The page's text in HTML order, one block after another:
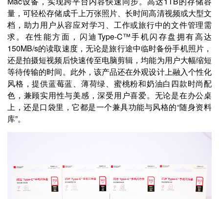
量，可轻松存储成千上万张照片、长时间高清视频或大型文
档，助力用户从容应对学习、工作或旅行中的文件管理需
求。在性能方面，闪迪Type-C™手机闪存盘拥有高达
150MB/s的读取速度，无论是旅行途中临时备份手机照片，
还是拍摄短视频后快速传至电脑剪辑，均能为用户大幅缩短
等待传输的时间。此外，该产品还在外观设计上融入个性化
风格，提供蓝莓蓝、薄荷绿、蜜桃粉和奶油白四款时尚配
色，兼顾实用性与美感，深受用户喜爱。无论是在办公桌
上，还是口袋里，它都是一个兼具功能与风格的“随身资料
库”。